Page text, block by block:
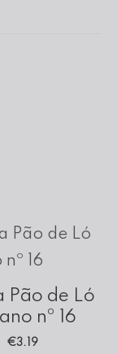
Pão de Ló
nº 16
€3.19